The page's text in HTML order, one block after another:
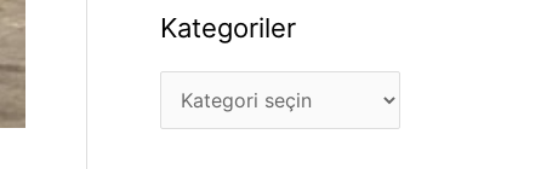
Kategoriler